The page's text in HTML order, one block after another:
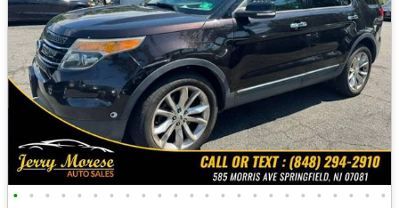
• • • • • • • • • • • • • • • • • • • • • • • •